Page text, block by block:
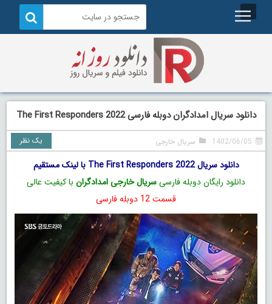
دانلود سریال امدادگران دوبله فارسی The First Responders 2022
1402/06/05 سریال خارجی یک نظر
دانلود سریال The First Responders 2022 با لینک مستقیم
دانلود رایگان دوبله فارسیسریال خارجی امدادگران با کیفیت عالی
قسمت 12 دوبله فارسی